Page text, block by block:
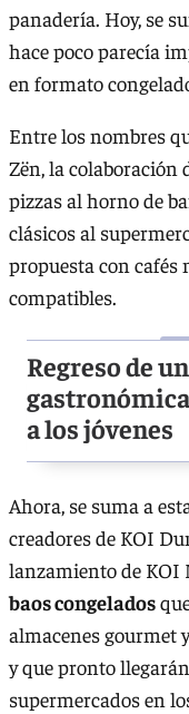
panadería. Hoy, se
hace poco parecía
en formato
Entre los nombres
Zën, la colaboración
pizzas al horno de
clásicos al
propuesta con cafés
compatibles.
Regreso de
a los jóvenes
Ahora, se suma a
creadores de KOI
lanzamiento de KOI
baos congelados
almacenes gourmet
y que pronto
supermercados en